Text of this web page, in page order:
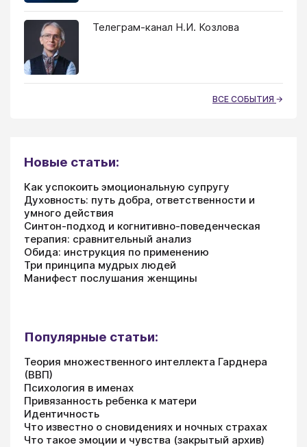
Телеграм-канал Н.И. Козлова
ВСЕ СОБЫТИЯ
Новые статьи:
Как успокоить эмоциональную супругу
Духовность: путь добра, ответственности и
умного действия
Синтон-подход и когнитивно-поведенческая
терапия: сравнительный анализ
Обида: инструкция по применению
Три принципа мудрых людей
Манифест послушания женщины
Популярные статьи:
Теория множественного интеллекта Гарднера
(ВВП)
Психология в именах
Привязанность ребенка к матери
Идентичность
Что известно о сновидениях и ночных страхах
Что такое эмоции и чувства (закрытый архив)